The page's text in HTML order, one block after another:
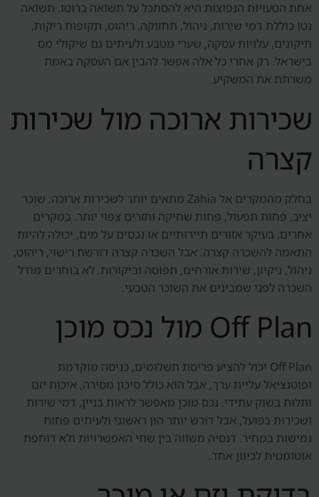
אחת הטעויות הנפוצות היא להסתכל על תשואה ברוטו. תשואה
נטו כוללת דמי שירות, ניהול, תחזוקה, ריהוט, תקופות ריקות,
תיקונים, עלויות עסקה, שערי מטבע ולעיתים גם שיקולי מס
בישראל. רק אחרי כל אלה אפשר להבין אם העסקה באמת
משרתת את המשקיע.
שכירות ארוכה מול שכירות
קצרה
בחלק מהמקרים אל Zahia מתאים יותר לשכירות ארוכה: שוכר
יציב, פחות תפעול, פחות שחיקה ותזרים צפוי יותר. במקרים
אחרים, בעיקר אזורים תיירותיים או נכסים על מים, יכולה להיות
התאמה להשכרה קצרה. אבל השכרה קצרה דורשת רישוי, ריהוט,
ניהול, ניקיון, שירות אורחים, תפוסה וביקורות. לא בוחרים מודל
השכרה לפני שמבינים את השוכר הטבעי.
Off Plan מול נכס מוכן
Off Plan יכול להציע פריסת תשלומים, כניסה מוקדמת
ופוטנציאל עליית ערך, אבל הוא כולל סיכון מסירה, איכות יזם
ותלות בשוק עתידי. נכס מוכן מאפשר לראות בניין, דמי שירות
ושכירות בפועל, אבל דורש יותר הון ראשוני ולעיתים פחות
גמישות במחיר. דנסיה משווה בין שתי האפשרויות ולא דוחפת
אוטומטית לכיוון אחד.